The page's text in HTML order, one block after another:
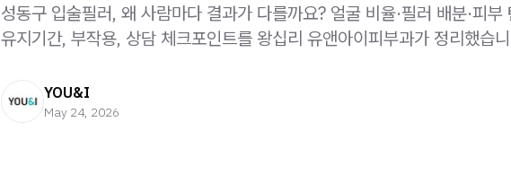
성동구 입술필러, 왜 사람마다 결과가 다를까요? 얼굴 비율·필러 배분·피부
유지기간, 부작용, 상담 체크포인트를 왕십리 유앤아이피부과가 정리했습
YOU&I
May 24, 2026